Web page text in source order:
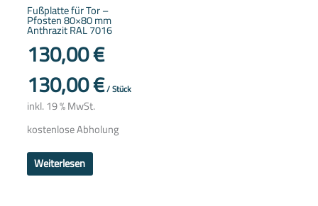
Fußplatte für Tor –
Pfosten 80×80 mm
Anthrazit RAL 7016
130,00€
130,00€/Stück
inkl. 19 % MwSt.
kostenlose Abholung
Weiterlesen